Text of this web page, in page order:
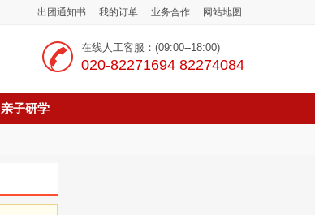
出团通知书 我的订单 业务合作 网站地图
在线人工客服：(09:00--18:00)
‭020-82271694 82274084
亲子研学